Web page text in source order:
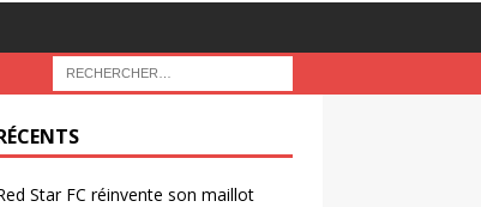
Star FC réinvente son maillot